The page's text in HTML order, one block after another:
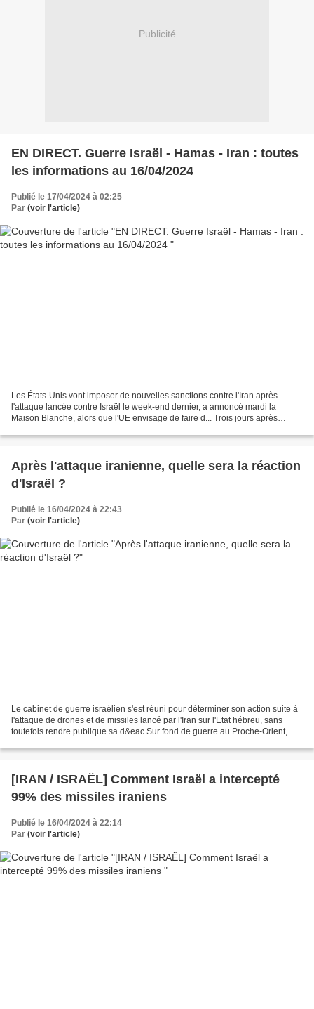
Publicité
EN DIRECT. Guerre Israël - Hamas - Iran : toutes
les informations au 16/04/2024
Publié le 17/04/2024 à 02:25
Par (voir l'article)
Les États-Unis vont imposer de nouvelles sanctions contre l'Iran après
l'attaque lancée contre Israël le week-end dernier, a annoncé mardi la
Maison Blanche, alors que l'UE envisage de faire d... Trois jours après
Après l'attaque iranienne, quelle sera la réaction
d'Israël ?
Publié le 16/04/2024 à 22:43
Par (voir l'article)
Le cabinet de guerre israélien s'est réuni pour déterminer son action suite à
l'attaque de drones et de missiles lancé par l'Iran sur l'Etat hébreu, sans
toutefois rendre publique sa d&eac Sur fond de guerre au Proche-Orient,
[IRAN / ISRAËL] Comment Israël a intercepté
99% des missiles iraniens
Publié le 16/04/2024 à 22:14
Par (voir l'article)